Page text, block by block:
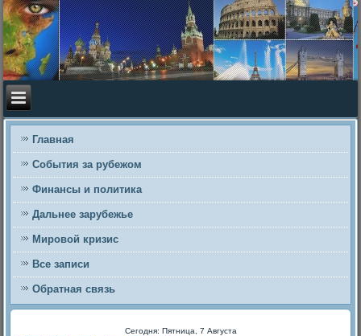
Главная
События за рубежом
Финансы и политика
Дальнее зарубежье
Мировой кризис
Все записи
Обратная связь
Сегодня: Пятница, 7 Августа